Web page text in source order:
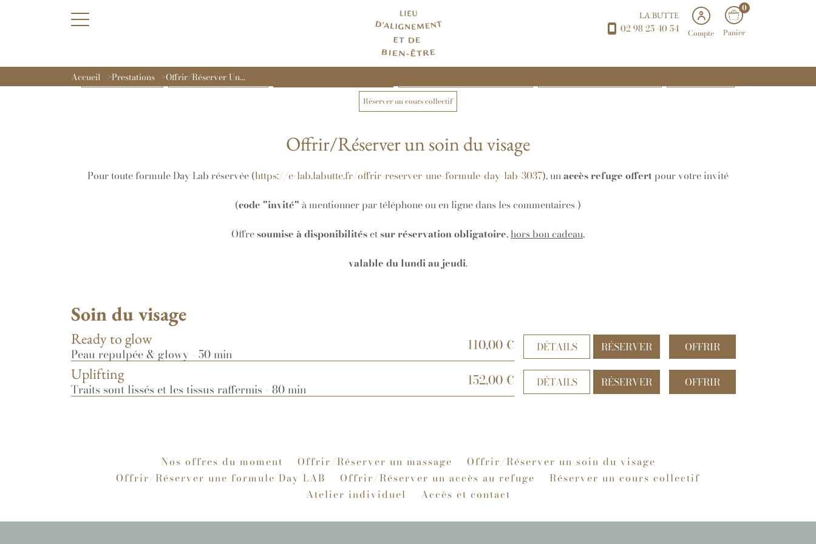
LA BUTTE
02 98 25 40 54 Compte
0
Panier
Accueil Prestations Offrir/Réserver Un...
Nos Offres du Moment Offrir/Réserver un massage
Réserver un cours collectif
Offrir/Réserver un soin du visage
Pour toute formule Day Lab réservée (https://e-lab.labutte.fr/offrir-reserver-une-formule-day-lab-3037), unaccès refuge offert pour votre invité
(code "invité" à mentionner par téléphone ou en ligne dans les commentaires )
Offresoumise à disponibilitésetsur réservation obligatoire, hors bon cadeau,
valable du lundi au jeudi.
Soin du visage
Ready to glow
Peau repulpée & glowy - 50 min
110,00 € DÉTAILS RÉSERVER OFFRIR
Uplifting
Traits sont lissés et les tissus raffermis - 80 min
152,00 € DÉTAILS RÉSERVER OFFRIR
Nos offres du moment Offrir/Réserver un massage
Offrir/Réserver un soin du visage
Offrir/Réserver une formule Day LAB
Offrir/Réserver un accès au refuge
Réserver un cours collectif
Atelier individuel
Accès et contact